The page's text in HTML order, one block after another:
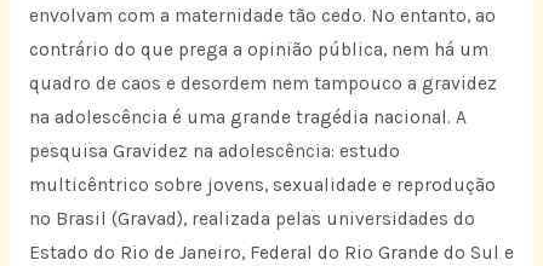
envolvam com a maternidade tão cedo. No entanto, ao
contrário do que prega a opinião pública, nem há um
quadro de caos e desordem nem tampouco a gravidez
na adolescência é uma grande tragédia nacional. A
pesquisa Gravidez na adolescência: estudo
multicêntrico sobre jovens, sexualidade e reprodução
no Brasil (Gravad), realizada pelas universidades do
Estado do Rio de Janeiro, Federal do Rio Grande do Sul e